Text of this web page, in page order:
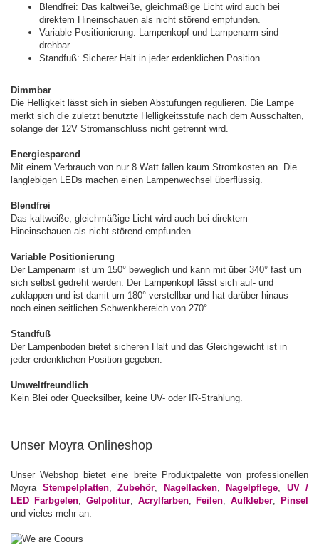
Blendfrei: Das kaltweiße, gleichmäßige Licht wird auch bei
direktem Hineinschauen als nicht störend empfunden.
Variable Positionierung: Lampenkopf und Lampenarm sind
drehbar.
Standfuß: Sicherer Halt in jeder erdenklichen Position.
Dimmbar
Die Helligkeit lässt sich in sieben Abstufungen regulieren. Die Lampe
merkt sich die zuletzt benutzte Helligkeitsstufe nach dem Ausschalten,
solange der 12V Stromanschluss nicht getrennt wird.
Energiesparend
Mit einem Verbrauch von nur 8 Watt fallen kaum Stromkosten an. Die
langlebigen LEDs machen einen Lampenwechsel überflüssig.
Blendfrei
Das kaltweiße, gleichmäßige Licht wird auch bei direktem
Hineinschauen als nicht störend empfunden.
Variable Positionierung
Der Lampenarm ist um 150° beweglich und kann mit über 340° fast um
sich selbst gedreht werden. Der Lampenkopf lässt sich auf- und
zuklappen und ist damit um 180° verstellbar und hat darüber hinaus
noch einen seitlichen Schwenkbereich von 270°.
Standfuß
Der Lampenboden bietet sicheren Halt und das Gleichgewicht ist in
jeder erdenklichen Position gegeben.
Umweltfreundlich
Kein Blei oder Quecksilber, keine UV- oder IR-Strahlung.
Unser Moyra Onlineshop
Unser Webshop bietet eine breite Produktpalette von professionellen
Moyra Stempelplatten, Zubehör Nagellacken, Nagelpflege
UV /
LED Farbgelen, Gelpolitur, Acrylfarben,Feilen ,Aufkleber ,Pinsel
und vieles mehr an.